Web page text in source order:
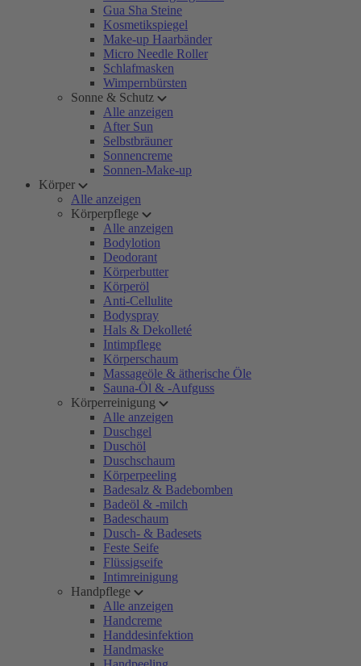
Gua Sha Steine
Kosmetikspiegel
Make-up Haarbänder
Micro Needle Roller
Schlafmasken
Wimpernbürsten
Sonne & Schutz
Alle anzeigen
After Sun
Selbstbräuner
Sonnencreme
Sonnen-Make-up
Körper
Alle anzeigen
Körperpflege
Alle anzeigen
Bodylotion
Deodorant
Körperbutter
Körperöl
Anti-Cellulite
Bodyspray
Hals & Dekolleté
Intimpflege
Körperschaum
Massageöle & ätherische Öle
Sauna-Öl & -Aufguss
Körperreinigung
Alle anzeigen
Duschgel
Duschöl
Duschschaum
Körperpeeling
Badesalz & Badebomben
Badeöl & -milch
Badeschaum
Dusch- & Badesets
Feste Seife
Flüssigseife
Intimreinigung
Handpflege
Alle anzeigen
Handcreme
Handdesinfektion
Handmaske